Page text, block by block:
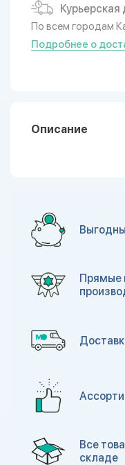
Курьерская
По всем городам
Подробнее о
Описание
Прямые
Все
складе